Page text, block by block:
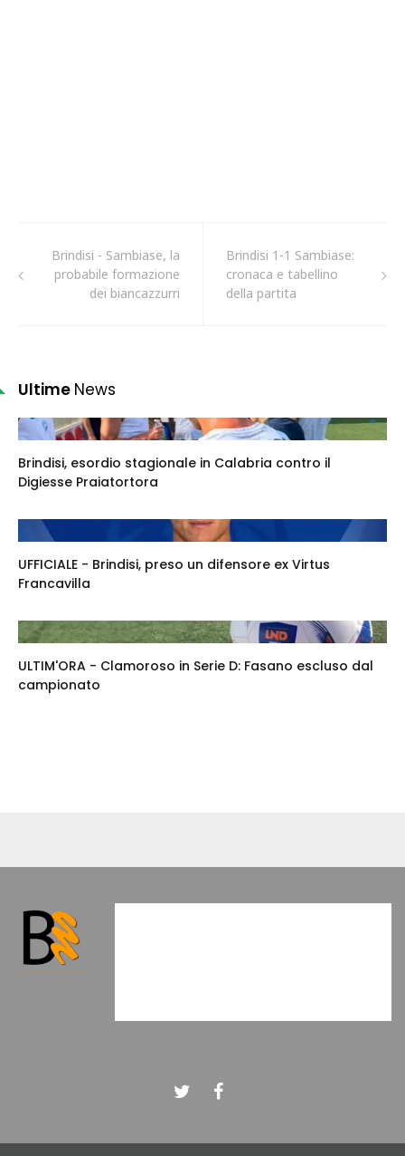
Brindisi - Sambiase, la
probabile formazione
dei biancazzurri
Brindisi 1-1 Sambiase:
cronaca e tabellino
della partita
Ultime News
Brindisi, esordio stagionale in Calabria contro il
Digiesse Praiatortora
UFFICIALE - Brindisi, preso un difensore ex Virtus
Francavilla
ULTIM'ORA - Clamoroso in Serie D: Fasano escluso dal
campionato